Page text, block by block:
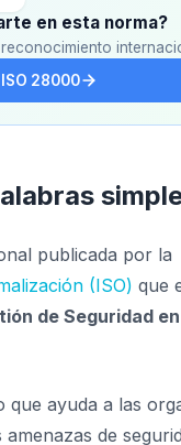
en esta norma?
28000
publicada por la
(ISO) que
de Seguridad
ayuda a las
de